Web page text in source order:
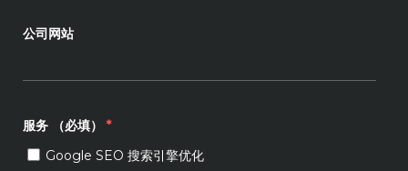
公司网站
服务 （必填）
*
Google SEO 搜索引擎优化